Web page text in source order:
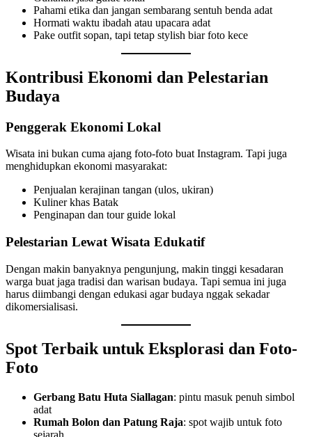
Pahami etika dan jangan sembarang sentuh benda adat
Hormati waktu ibadah atau upacara adat
Pake outfit sopan, tapi tetap stylish biar foto kece
Kontribusi Ekonomi dan Pelestarian
Budaya
Penggerak Ekonomi Lokal
Wisata ini bukan cuma ajang foto-foto buat Instagram. Tapi juga
menghidupkan ekonomi masyarakat:
Penjualan kerajinan tangan (ulos, ukiran)
Kuliner khas Batak
Penginapan dan tour guide lokal
Pelestarian Lewat Wisata Edukatif
Dengan makin banyaknya pengunjung, makin tinggi kesadaran
warga buat jaga tradisi dan warisan budaya. Tapi semua ini juga
harus diimbangi dengan edukasi agar budaya nggak sekadar
dikomersialisasi.
Spot Terbaik untuk Eksplorasi dan Foto-
Foto
Gerbang Batu Huta Siallagan: pintu masuk penuh simbol
adat
Rumah Bolon dan Patung Raja: spot wajib untuk foto
sejarah